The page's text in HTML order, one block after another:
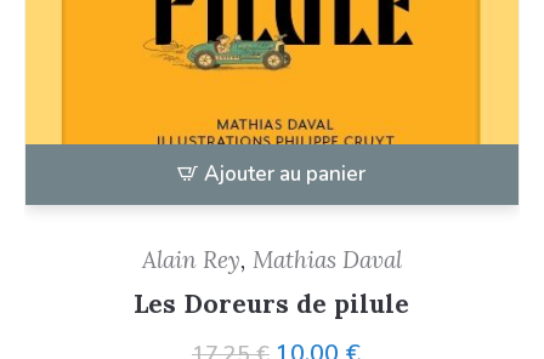
Ajouter au panier
Alain Rey, Mathias Daval
Les Doreurs de pilule
Le
Le